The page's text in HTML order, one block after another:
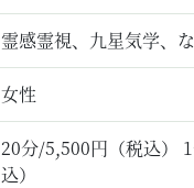
霊感霊視、九星気学、
女性
20分/5,500円（税込）
込）